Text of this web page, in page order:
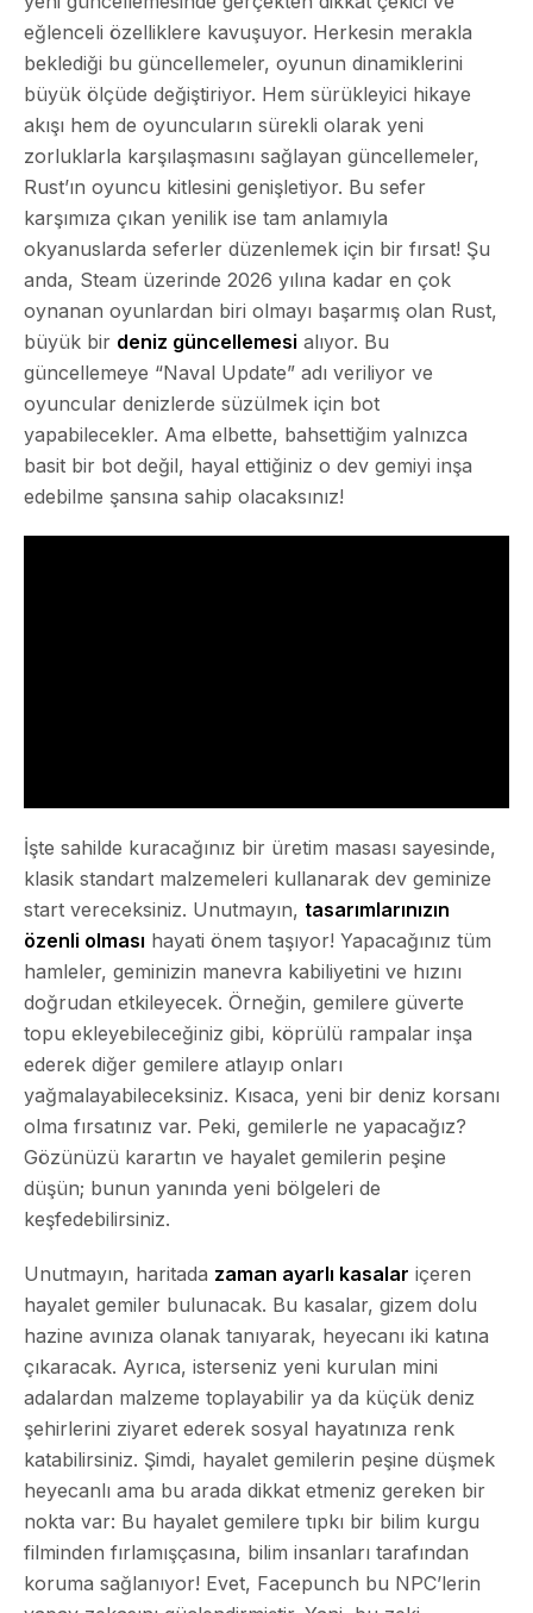
eğlenceli özelliklere kavuşuyor. Herkesin merakla
beklediği bu güncellemeler, oyunun dinamiklerini
büyük ölçüde değiştiriyor. Hem sürükleyici hikaye
akışı hem de oyuncuların sürekli olarak yeni
zorluklarla karşılaşmasını sağlayan güncellemeler,
Rust’ın oyuncu kitlesini genişletiyor. Bu sefer
karşımıza çıkan yenilik ise tam anlamıyla
okyanuslarda seferler düzenlemek için bir fırsat! Şu
anda, Steam üzerinde 2026 yılına kadar en çok
oynanan oyunlardan biri olmayı başarmış olan Rust,
büyük bir deniz güncellemesi alıyor. Bu
güncellemeye “Naval Update” adı veriliyor ve
oyuncular denizlerde süzülmek için bot
yapabilecekler. Ama elbette, bahsettiğim yalnızca
basit bir bot değil, hayal ettiğiniz o dev gemiyi inşa
edebilme şansına sahip olacaksınız!
İşte sahilde kuracağınız bir üretim masası sayesinde,
klasik standart malzemeleri kullanarak dev geminize
start vereceksiniz. Unutmayın, tasarımlarınızın
özenli olması hayati önem taşıyor! Yapacağınız tüm
hamleler, geminizin manevra kabiliyetini ve hızını
doğrudan etkileyecek. Örneğin, gemilere güverte
topu ekleyebileceğiniz gibi, köprülü rampalar inşa
ederek diğer gemilere atlayıp onları
yağmalayabileceksiniz. Kısaca, yeni bir deniz korsanı
olma fırsatınız var. Peki, gemilerle ne yapacağız?
Gözünüzü karartın ve hayalet gemilerin peşine
düşün; bunun yanında yeni bölgeleri de
keşfedebilirsiniz.
Unutmayın, haritada zaman ayarlı kasalar içeren
hayalet gemiler bulunacak. Bu kasalar, gizem dolu
hazine avınıza olanak tanıyarak, heyecanı iki katına
çıkaracak. Ayrıca, isterseniz yeni kurulan mini
adalardan malzeme toplayabilir ya da küçük deniz
şehirlerini ziyaret ederek sosyal hayatınıza renk
katabilirsiniz. Şimdi, hayalet gemilerin peşine düşmek
heyecanlı ama bu arada dikkat etmeniz gereken bir
nokta var: Bu hayalet gemilere tıpkı bir bilim kurgu
filminden fırlamışçasına, bilim insanları tarafından
koruma sağlanıyor! Evet, Facepunch bu NPC’lerin